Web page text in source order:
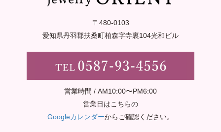
〒480-0103
愛知県丹羽郡扶桑町柏森字寺裏104光和ビル
営業時間 / AM10:00〜PM6:00
営業日はこちらの
Googleカレンダーからご確認ください。